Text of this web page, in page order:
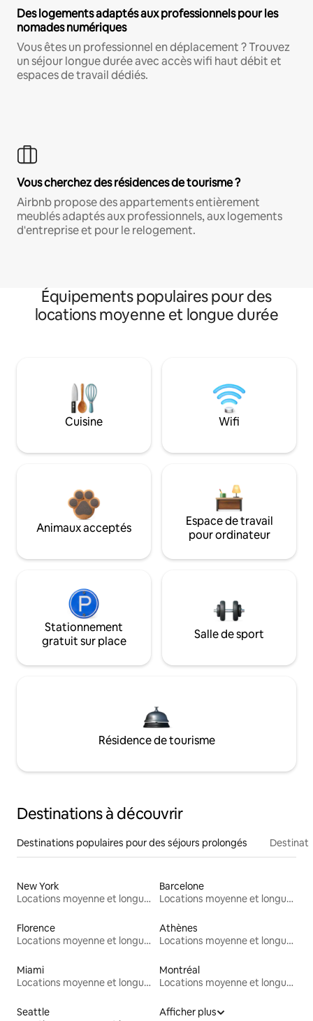
Des logements adaptés aux professionnels pour les
nomades numériques
Vous êtes un professionnel en déplacement ? Trouvez
un séjour longue durée avec accès wifi haut débit et
espaces de travail dédiés.
Vous cherchez des résidences de tourisme ?
Airbnb propose des appartements entièrement
meublés adaptés aux professionnels, aux logements
d'entreprise et pour le relogement.
Équipements populaires pour des
locations moyenne et longue durée
Cuisine Wifi
Animaux acceptés
Espace de travail
pour ordinateur
Stationnement
gratuit sur place
Salle de sport
Résidence de tourisme
Destinations à découvrir
Destinations populaires pour des séjours prolongés
New York
Locations moyenne et longue durée
Barcelone
Locations moyenne et longue durée
Florence
Locations moyenne et longue durée
Athènes
Locations moyenne et longue durée
Miami
Locations moyenne et longue durée
Montréal
Locations moyenne et longue durée
Seattle
Afficher plus